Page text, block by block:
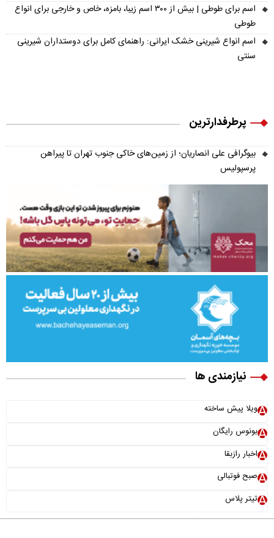
اسم برای طوطی | بیش از ۳۰۰ اسم زیبا، بامزه، خاص و خارجی برای انواع
طوطی
اسم انواع شیرینی خشک ایرانی: راهنمای کامل برای دوستداران شیرینی
سنتی
پرطرفدارترین
بیوگرافی علی انصاریان؛ از زمین‌های خاکی جنوب تهران تا پیراهن
پرسپولیس
نیازمندی ها
ویلا پیش ساخته
بونوس رایگان
اخبار رازبقا
صبح فوتبالی
تیتر پلاس